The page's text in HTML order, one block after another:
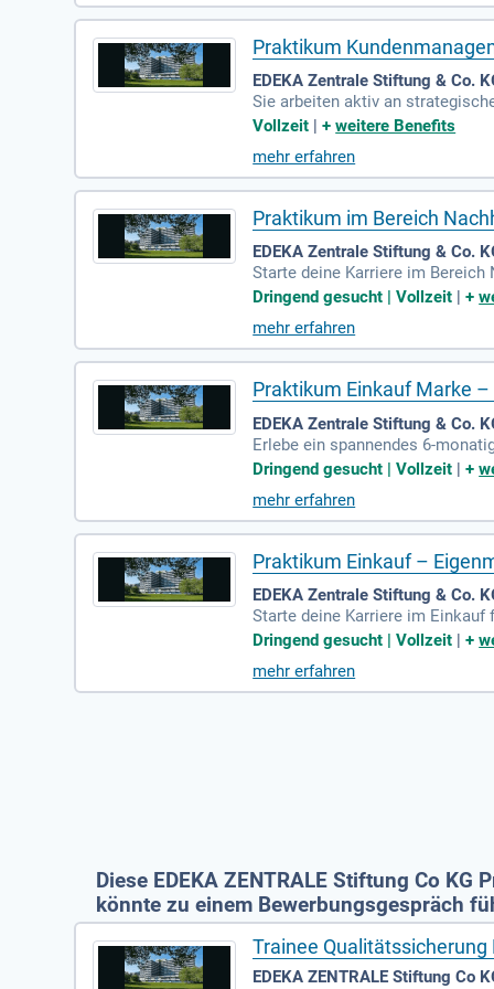
an Neuartikel-Verkostungen
Praktikum
EDEKA Zentrale Stiftung & Co.
Sie arbeiten aktiv an
Aufgabe umfasst die Erstellung
rvice erhalten. Mit Freude
erlässige Arbeitsweise sowie
Vollzeit |+weitere Benefits
mehr erfahren
Praktikum im Bereich
EDEKA Zentrale Stiftung & Co.
Starte deine Karriere im
r Anfang August 2026 kannst
ngagiere dich in
nschließlich Präsentations- und
Dringend gesucht | Vollzeit |+
mehr erfahren
Praktikum Einkauf Marke
EDEKA Zentrale Stiftung & Co.
Erlebe ein spannendes 6-
die Welt der Lebensmittel und
Du wirst aktiv beim Aufbau
gen sammeln. Zudem
ngs teil und arbeite mit den
Dringend gesucht | Vollzeit |+
mehr erfahren
Praktikum Einkauf –
EDEKA Zentrale Stiftung & Co.
Starte deine Karriere im Einkauf
Hamburg, spezialisiert auf
obachtungen, während du
nd Aktionen. Bei Neuartikel-
ändler Deutschlands und
Dringend gesucht | Vollzeit |+
mehr erfahren
Diese EDEKA ZENTRALE Stiftung Co
könnte zu einem Bewerbungsgespräch
Trainee
EDEKA ZENTRALE Stiftung Co